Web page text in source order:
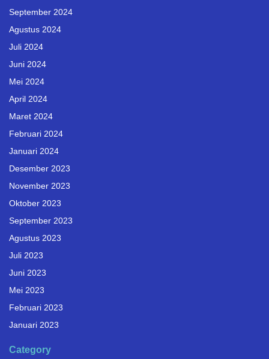
September 2024
Agustus 2024
Juli 2024
Juni 2024
Mei 2024
April 2024
Maret 2024
Februari 2024
Januari 2024
Desember 2023
November 2023
Oktober 2023
September 2023
Agustus 2023
Juli 2023
Juni 2023
Mei 2023
Februari 2023
Januari 2023
Category